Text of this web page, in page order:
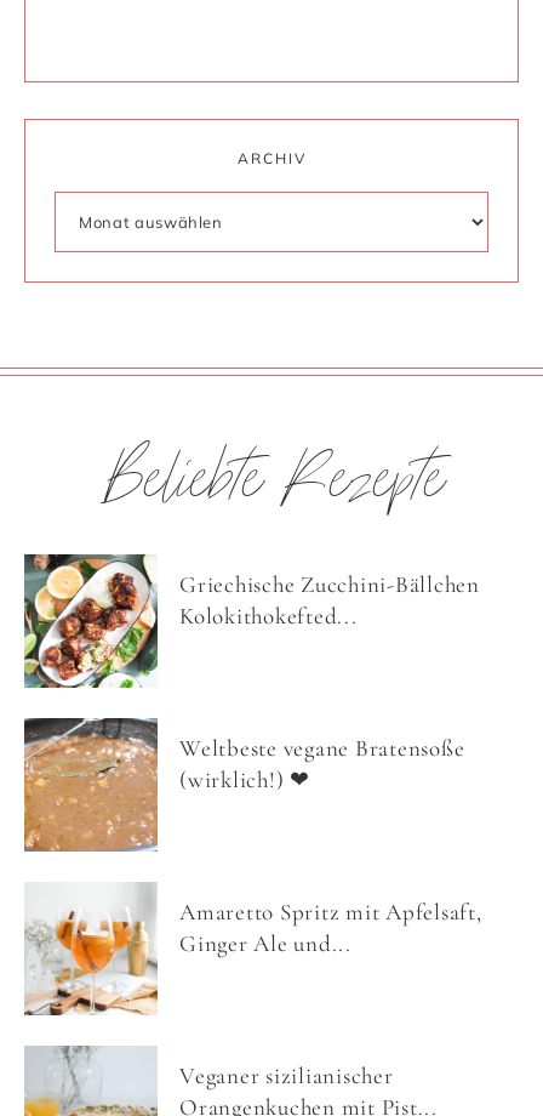
ARCHIV
Beliebte Rezepte
Griechische Zucchini-Bällchen
Kolokithokefted...
Weltbeste vegane Bratensoße
(wirklich!) ❤
Amaretto Spritz mit Apfelsaft,
Ginger Ale und...
Veganer sizilianischer
Orangenkuchen mit Pist...